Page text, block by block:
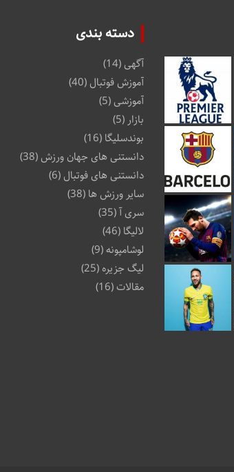
دسته بندی
آگهی(14)
آموزش فوتبال (40)
آموزشی(5)
بازار (5)
بوندسلیگا (16)
دانستنی های جهان ورزش(38)
دانستنی های فوتبال (6)
سایر ورزش ها (38)
سری آ(35)
لالیگا (46)
لوشامپونه(9)
لیگ جزیره (25)
مقالات(16)